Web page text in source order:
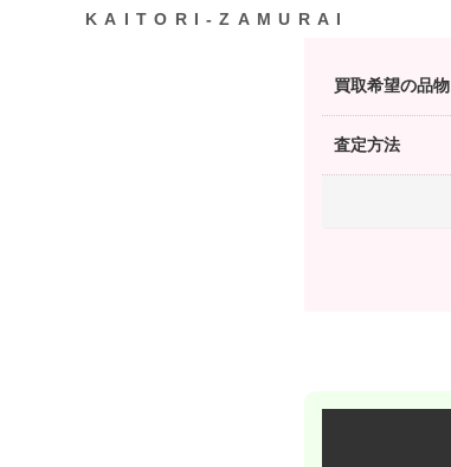
KAITORI-ZAMURAI
買取希望の品物
査定方法